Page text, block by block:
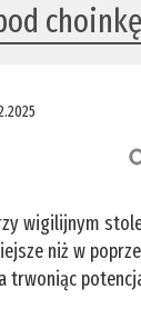
wigilijnym
niż w
trwoniąc